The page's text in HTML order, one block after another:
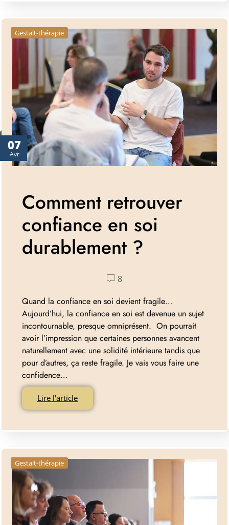
07
Avr
Gestalt-thérapie
Comment retrouver
confiance en soi
durablement ?
8
Quand la confiance en soi devient fragile…
Aujourd’hui, la confiance en soi est devenue un sujet
incontournable, presque omniprésent. On pourrait
avoir l’impression que certaines personnes avancent
naturellement avec une solidité intérieure tandis que
pour d’autres, ça reste fragile. Je vais vous faire une
confidence…
Lire l'article
Gestalt-thérapie